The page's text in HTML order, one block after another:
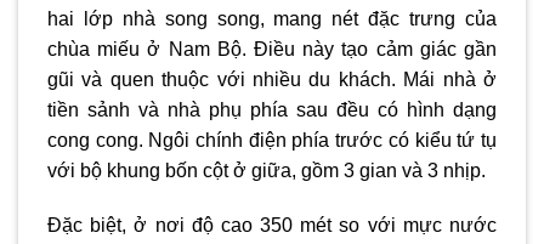
hai lớp nhà song song, mang nét đặc trưng của
chùa miếu ở Nam Bộ. Điều này tạo cảm giác gần
gũi và quen thuộc với nhiều du khách. Mái nhà ở
tiền sảnh và nhà phụ phía sau đều có hình dạng
cong cong. Ngôi chính điện phía trước có kiểu tứ tụ
với bộ khung bốn cột ở giữa, gồm 3 gian và 3 nhịp.
Đặc biệt, ở nơi độ cao 350 mét so với mực nước